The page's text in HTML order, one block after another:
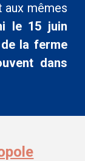
aux mêmes
le 15 juin
la ferme
dans